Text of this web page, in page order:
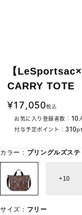
【
CARRY TOTE
17,050税込
お気に入り登録者数： 10
付与予定ポイント： 310pt
カラー： プリングルズス
10
サイズ： フリー